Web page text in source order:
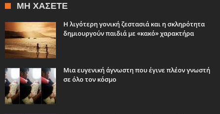
ΜΗ ΧΆΣΕΤΕ
Η λιγότερη γονική ζεστασιά και η σκληρότητα
δημιουργούν παιδιά με «κακό» χαρακτήρα
Μια ευγενική άγνωστη που έγινε πλέον γνωστή
σε όλο τον κόσμο